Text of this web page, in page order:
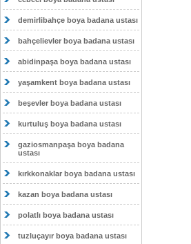
demirlibahçe boya badana ustası
bahçelievler boya badana ustası
abidinpaşa boya badana ustası
yaşamkent boya badana ustası
beşevler boya badana ustası
kurtuluş boya badana ustası
gaziosmanpaşa boya badana
ustası
kırkkonaklar boya badana ustası
kazan boya badana ustası
polatlı boya badana ustası
tuzluçayır boya badana ustası